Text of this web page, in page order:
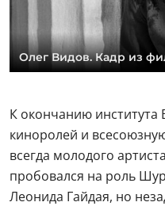
Олег Видов. Кадр из
К окончанию
киноролей и
всегда молодого
пробовался на роль
Леонида Гайдая, но